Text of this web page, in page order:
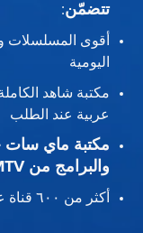
تتضمّن:
أقوى المسلسلات
اليومية
مكتبة شاهد
عربية عند الطلب
مكتبة ماي
والبرامج من MTV، الجديد وLBCI
أكثر من ٦٠٠ قناة عربية وأمريكية مجانية